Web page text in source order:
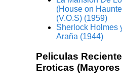
(House on
(V.O.S) (1959)
Sherlock Holmes
Araña (1944)
Peliculas
Eroticas